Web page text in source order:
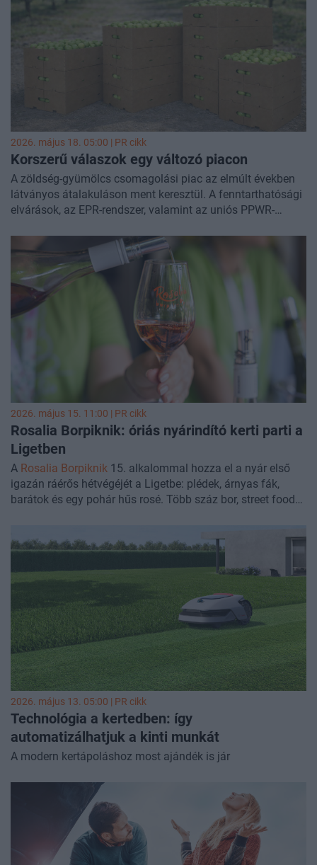
2026. május 18. 05:00 | PR cikk
Korszerű válaszok egy változó piacon
A zöldség-gyümölcs csomagolási piac az elmúlt években
látványos átalakuláson ment keresztül. A fenntarthatósági
elvárások, az EPR-rendszer, valamint az uniós PPWR-
gondolkodásmódot is kikényszerített a termelők, TÉSZ-ek
és kereskedelmi beszállítók körében. Ma már nem elég, ha
egy csomagolás „működik” – illeszkednie kell a
körforgásos gazdaság logikájába és a hatékony ellátási
láncokhoz is.
2026. május 15. 11:00 | PR cikk
Rosalia Borpiknik: óriás nyárindító kerti parti a
Ligetben
A Rosalia Borpiknik 15. alkalommal hozza el a nyár első
igazán ráérős hétvégéjét a Ligetbe: plédek, árnyas fák,
barátok és egy pohár hűs rosé. Több száz bor, street food
kutyás show-k, borjóga – és persze a „Liget Bora”
2026. május 13. 05:00 | PR cikk
Technológia a kertedben: így
automatizálhatjuk a kinti munkát
A modern kertápoláshoz most ajándék is jár